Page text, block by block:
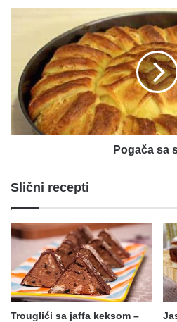
Pogača sa
Slični recepti
Trouglići sa jaffa keksom –